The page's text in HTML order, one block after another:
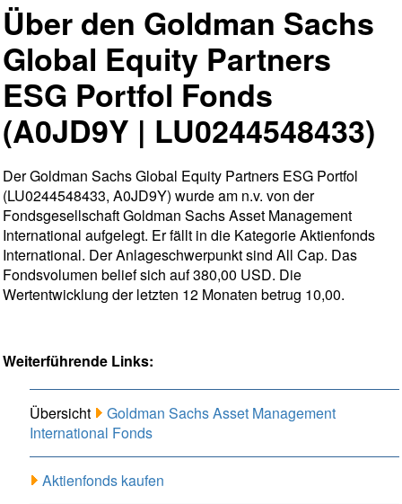
Über den Goldman Sachs
Global Equity Partners
ESG Portfol Fonds
(A0JD9Y | LU0244548433)
Der Goldman Sachs Global Equity Partners ESG Portfol
(LU0244548433, A0JD9Y) wurde am n.v. von der
Fondsgesellschaft Goldman Sachs Asset Management
International aufgelegt. Er fällt in die Kategorie Aktienfonds
International. Der Anlageschwerpunkt sind All Cap. Das
Fondsvolumen belief sich auf 380,00 USD. Die
Wertentwicklung der letzten 12 Monaten betrug 10,00.
Weiterführende Links:
Übersicht
Goldman Sachs Asset Management
International Fonds
Aktienfonds kaufen